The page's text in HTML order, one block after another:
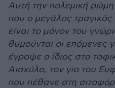
Αυτή την πολεμική
που ο μεγάλος τραγικός
είναι το μόνον του
θυμούνται οι επόμενες
έγραψε ο ίδιος στο
Αισχύλο, τον γιο του
που πέθανε στη